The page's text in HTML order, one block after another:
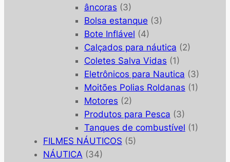
âncoras (3)
Bolsa estanque (3)
Bote Inflável (4)
Calçados para náutica (2)
Coletes Salva Vidas (1)
Eletrônicos para Nautica (3)
Moitões Polias Roldanas (1)
Motores (2)
Produtos para Pesca (3)
Tanques de combustível (1)
FILMES NÁUTICOS (5)
NÁUTICA (34)